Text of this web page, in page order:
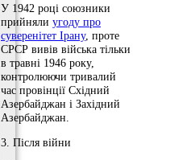
У 1942 році союзники
прийняли угоду про
суверенітет Ірану, проте
СРСР вивів війська тільки
в травні 1946 року,
контролюючи тривалий
час провінції Східний
Азербайджан і Західний
Азербайджан.
3. Після війни